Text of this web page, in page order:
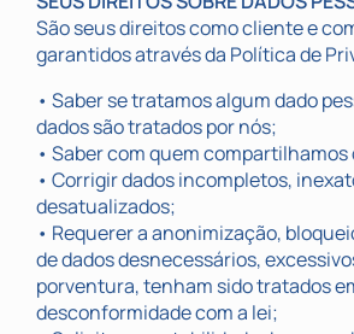
São seus direitos como cliente e
garantidos através da Política de
• Saber se tratamos algum dado
dados são tratados por nós;
• Saber com quem compartilhamos
• Corrigir dados incompletos,
desatualizados;
• Requerer a anonimização,
de dados desnecessários,
porventura, tenham sido tratados
desconformidade com a lei;